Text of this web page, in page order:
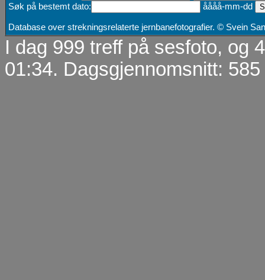
Søk på bestemt dato:
åååå-mm-dd
Database over strekningsrelaterte jernbanefotografier. © Svein
I dag 999 treff på sesfoto, og
01:34. Dagsgjennomsnitt: 585